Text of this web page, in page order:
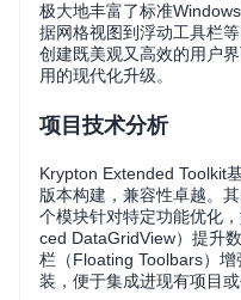
极大地丰富了标准
据网格视图到浮动工具栏
创建既美观又高效的用户
用的现代化升级。
项目技术分析
Krypton Extended Toolkit
版本构建，兼容性卓越。
个模块针对特定功能优化
ced DataGridView）提升
栏（Floating Toolbars）
装，便于集成进现有项目